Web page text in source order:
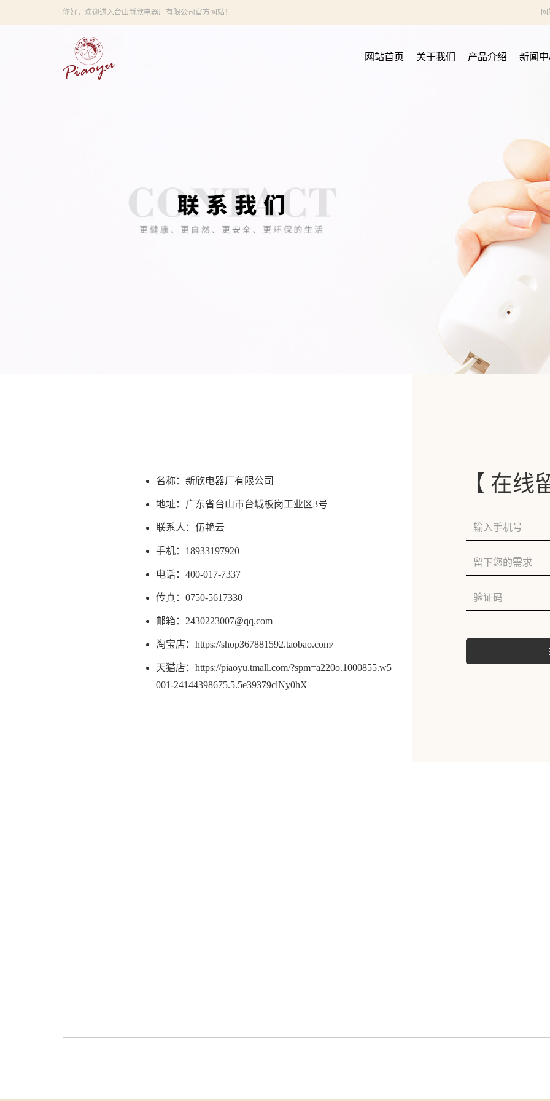
你好，欢迎进入台山新欣电器厂有限公司官方网站！
网站首页 关于我们 产品介绍 新闻
名称：新欣电器厂有限公司
地址：广东省台山市台城板岗工业区3号
联系人：伍艳云
手机：18933197920
电话：400-017-7337
传真：0750-5617330
邮箱：2430223007@qq.com
淘宝店：https://shop367881592.taobao.com/
天猫店：https://piaoyu.tmall.com/?spm=a220o.1000855.w5
001-24144398675.5.5e39379clNy0hX
【 在线